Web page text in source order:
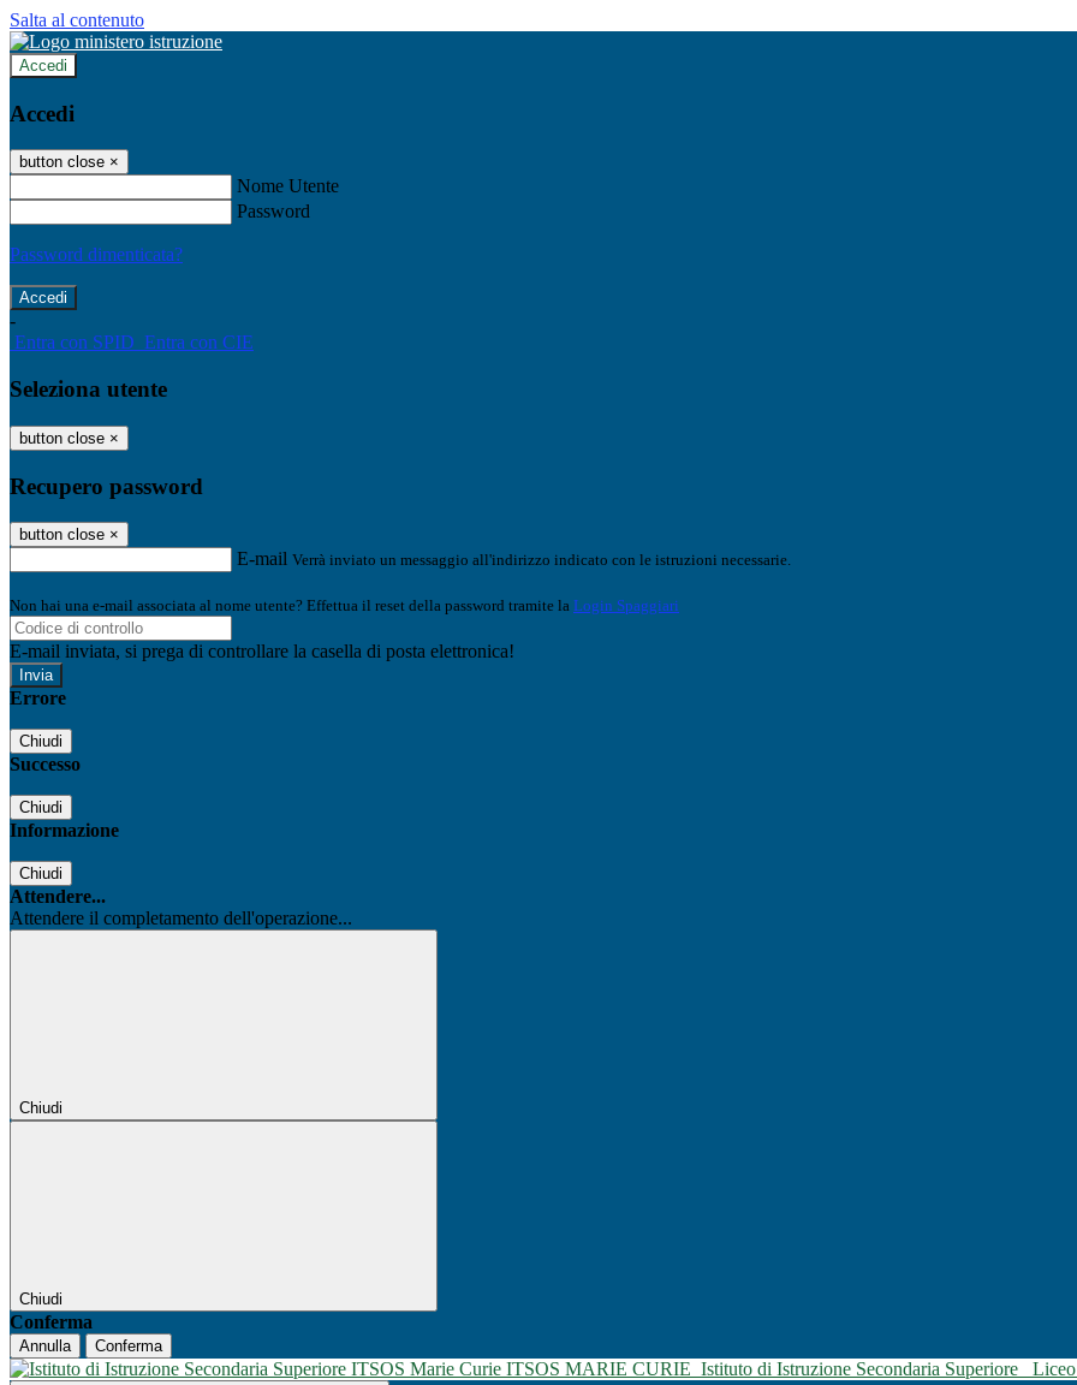
Salta al contenuto
Accedi
Accedi
button close ×
Nome Utente
Password
Password dimenticata?
-
Entra con SPID Entra con CIE
Seleziona utente
button close ×
Recupero password
button close ×
E-mail Verrà inviato un messaggio all'indirizzo indicato con le istruzioni necessarie.
Non hai una e-mail associata al nome utente? Effettua il reset della password tramite la Login Spaggiari
E-mail inviata, si prega di controllare la casella di posta elettronica!
Errore
Chiudi
Successo
Chiudi
Informazione
Chiudi
Attendere...
Attendere il completamento dell'operazione...
Chiudi
Chiudi
Conferma
Annulla Conferma
ITSOS MARIE CURIE Istituto di Istruzione Secondaria Superiore